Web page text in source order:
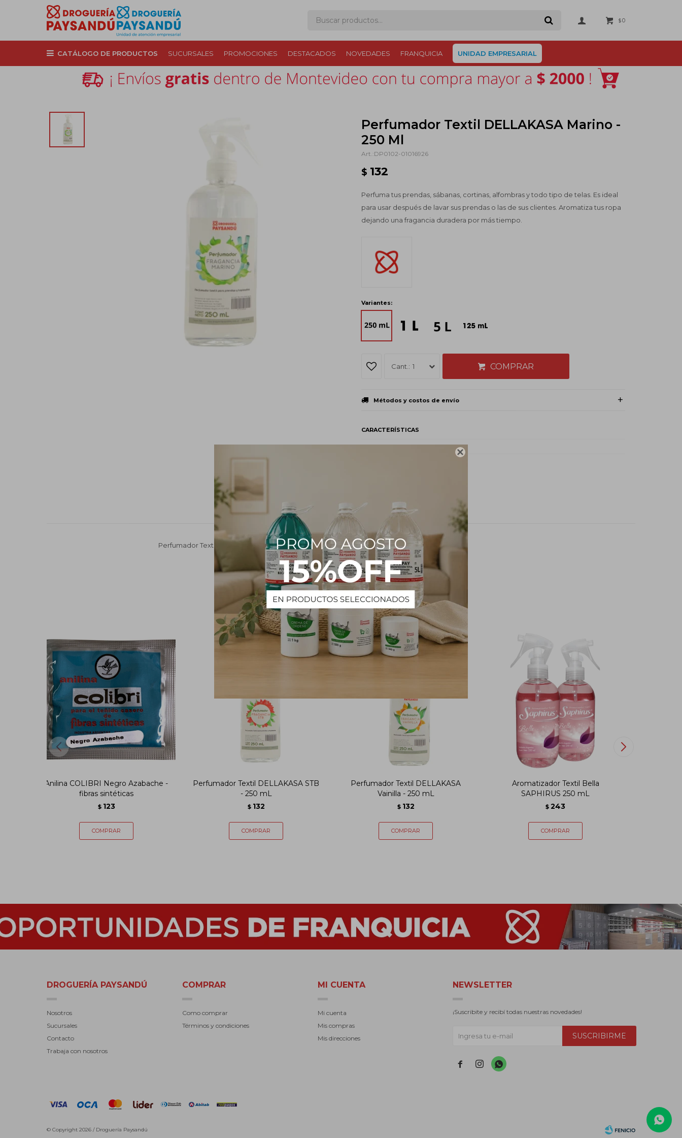

CATÁLOGO DE PRODUCTOS SUCURSALES PROMOCIONES DESTACADOS NOVEDADES FRANQUICIA UNIDAD EMPRESARIAL
$0
Perfumador Textil DELLAKASA Marino -
250 Ml
DP0102-01016926
$ 132
Perfuma tus prendas, sábanas, cortinas, alfombras y todo tipo de telas. Es ideal
para usar después de lavar sus prendas o las de sus clientes. Aromatiza tus ropa
dejando una fragancia duradera por más tiempo.
Variantes:
1 COMPRAR
Métodos y costos de envío
CARACTERÍSTICAS
Estado Líquido
Descripción
Perfumador Textil DELLAKASA Marino
PRODUCTOS QUE TE PUEDEN INTERESAR
Anilina COLIBRI Negro Azabache -
fibras sintéticas
$ 123
Perfumador Textil DELLAKASA STB
- 250 mL
$ 132
Perfumador Textil DELLAKASA
Vainilla - 250 mL
$ 132
Aromatizador Textil Bella
SAPHIRUS 250 mL
$ 243
DROGUERÍA PAYSANDÚ
Nosotros
Sucursales
Contacto
Trabaja con nosotros
COMPRAR
Como comprar
Términos y condiciones
MI CUENTA
Mi cuenta
Mis compras
Mis direcciones
NEWSLETTER
¡Suscribite y recibí todas nuestras novedades!
SUSCRIBIRME
  
© Copyright 2026 / Droguería Paysandú